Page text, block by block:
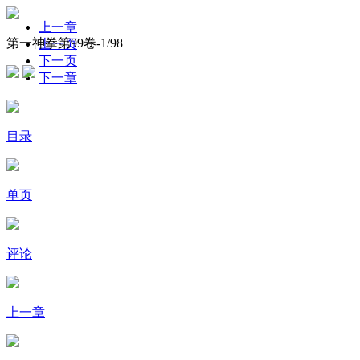
第一神拳第99卷-1/98
上一章
上一页
下一页
下一章
目录
单页
评论
上一章